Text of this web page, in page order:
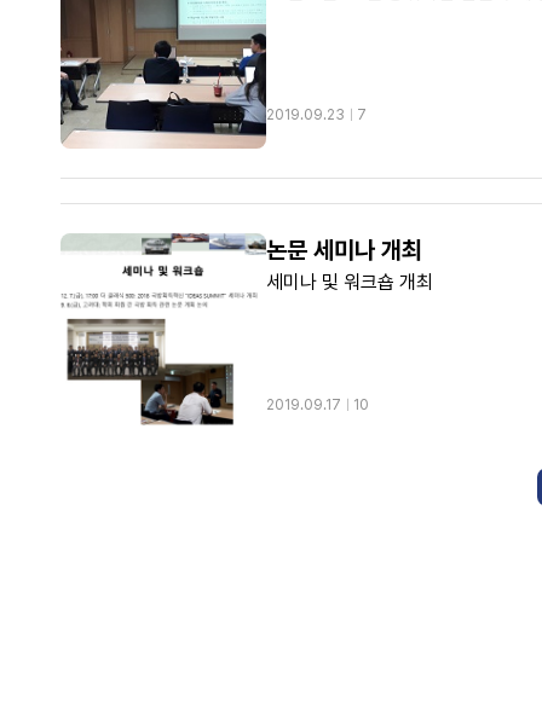
2019.09.23 7
논문 세미나 개최
세미나 및 워크숍 개최
2019.09.17 10